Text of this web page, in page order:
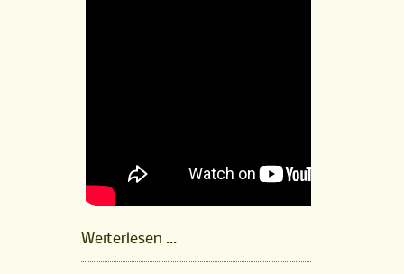
Weiterlesen …Pépite